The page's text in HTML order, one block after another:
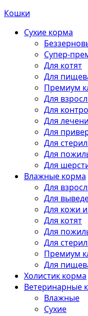
Кошки
Сухие корма
Супер-
Для котят
Для
Премиум
Для
Для
Для
Для
Для
Для
Для
Влажные корма
Для
Для
Для кожи
Для котят
Для
Для
Премиум
Для
Холистик корма
Ветеринарные
Влажные
Сухие